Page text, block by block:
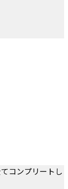
コンプリートし